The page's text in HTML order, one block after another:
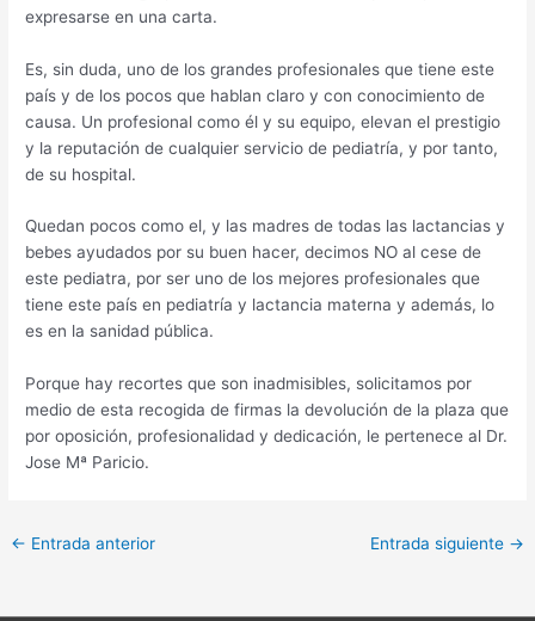
expresarse en una carta.
Es, sin duda, uno de los grandes profesionales que tiene este
país y de los pocos que hablan claro y con conocimiento de
causa. Un profesional como él y su equipo, elevan el prestigio
y la reputación de cualquier servicio de pediatría, y por tanto,
de su hospital.
Quedan pocos como el, y las madres de todas las lactancias y
bebes ayudados por su buen hacer, decimos NO al cese de
este pediatra, por ser uno de los mejores profesionales que
tiene este país en pediatría y lactancia materna y además, lo
es en la sanidad pública.
Porque hay recortes que son inadmisibles, solicitamos por
medio de esta recogida de firmas la devolución de la plaza que
por oposición, profesionalidad y dedicación, le pertenece al Dr.
Jose Mª Paricio.
← Entrada anterior Entrada siguiente →